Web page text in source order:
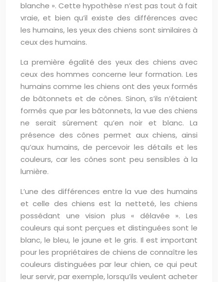
blanche ». Cette hypothèse n’est pas tout à fait
vraie, et bien qu’il existe des différences avec
les humains, les yeux des chiens sont similaires à
ceux des humains.
La première égalité des yeux des chiens avec
ceux des hommes concerne leur formation. Les
humains comme les chiens ont des yeux formés
de bâtonnets et de cônes. Sinon, s’ils n’étaient
formés que par les bâtonnets, la vue des chiens
ne serait sûrement qu’en noir et blanc. La
présence des cônes permet aux chiens, ainsi
qu’aux humains, de percevoir les détails et les
couleurs, car les cônes sont peu sensibles à la
lumière.
L’une des différences entre la vue des humains
et celle des chiens est la netteté, les chiens
possédant une vision plus « délavée ». Les
couleurs qui sont perçues et distinguées sont le
blanc, le bleu, le jaune et le gris. Il est important
pour les propriétaires de chiens de connaître les
couleurs distinguées par leur chien, ce qui peut
leur servir, par exemple, lorsqu’ils veulent acheter